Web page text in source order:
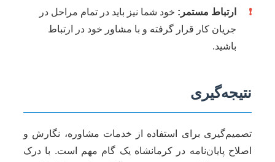
❗ ارتباط مستمر: خود شما نیز باید در تمام مراحل در
جریان کار قرار گرفته و با مشاور خود در ارتباط
باشید.
نتیجه‌گیری
تصمیم‌گیری برای استفاده از خدمات مشاوره، نگارش و
اصلاح پایان‌نامه در کرمانشاه یک گام مهم است. با درک